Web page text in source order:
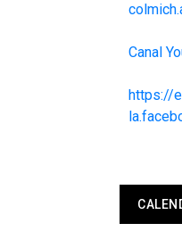
Canal
https://